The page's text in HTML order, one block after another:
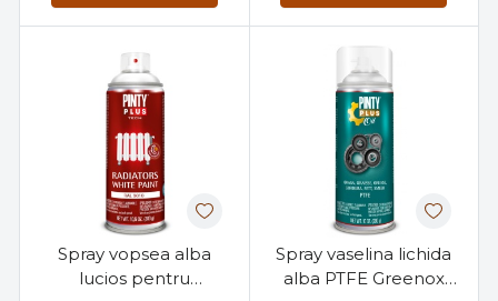
Spray vopsea alba
lucios pentru
Spray vaselina lichida
alba PTFE Greenox